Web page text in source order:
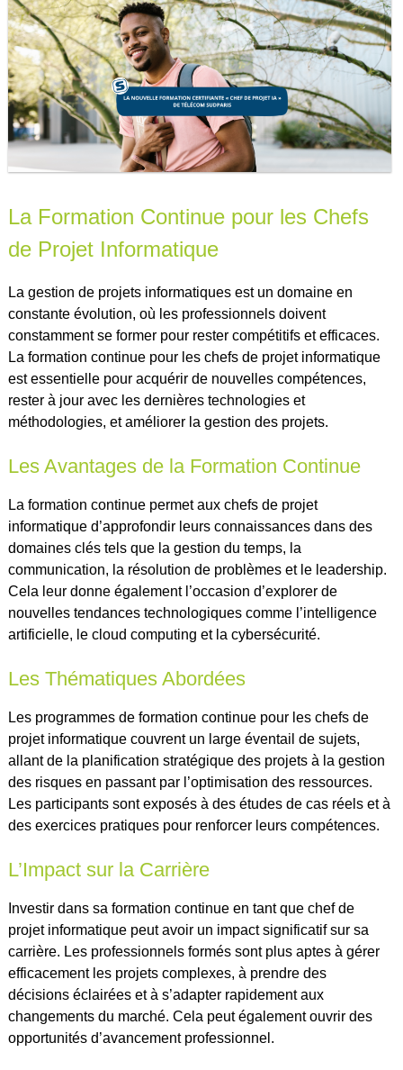
professionnel,réussite professionnelle,satisfaction des
employés,techniques
La Formation Continue pour les Chefs
de Projet Informatique
La gestion de projets informatiques est un domaine en
constante évolution, où les professionnels doivent
constamment se former pour rester compétitifs et efficaces.
La formation continue pour les chefs de projet informatique
est essentielle pour acquérir de nouvelles compétences,
rester à jour avec les dernières technologies et
méthodologies, et améliorer la gestion des projets.
Les Avantages de la Formation Continue
La formation continue permet aux chefs de projet
informatique d’approfondir leurs connaissances dans des
domaines clés tels que la gestion du temps, la
communication, la résolution de problèmes et le leadership.
Cela leur donne également l’occasion d’explorer de
nouvelles tendances technologiques comme l’intelligence
artificielle, le cloud computing et la cybersécurité.
Les Thématiques Abordées
Les programmes de formation continue pour les chefs de
projet informatique couvrent un large éventail de sujets,
allant de la planification stratégique des projets à la gestion
des risques en passant par l’optimisation des ressources.
Les participants sont exposés à des études de cas réels et à
des exercices pratiques pour renforcer leurs compétences.
L’Impact sur la Carrière
Investir dans sa formation continue en tant que chef de
projet informatique peut avoir un impact significatif sur sa
carrière. Les professionnels formés sont plus aptes à gérer
efficacement les projets complexes, à prendre des
décisions éclairées et à s’adapter rapidement aux
changements du marché. Cela peut également ouvrir des
opportunités d’avancement professionnel.